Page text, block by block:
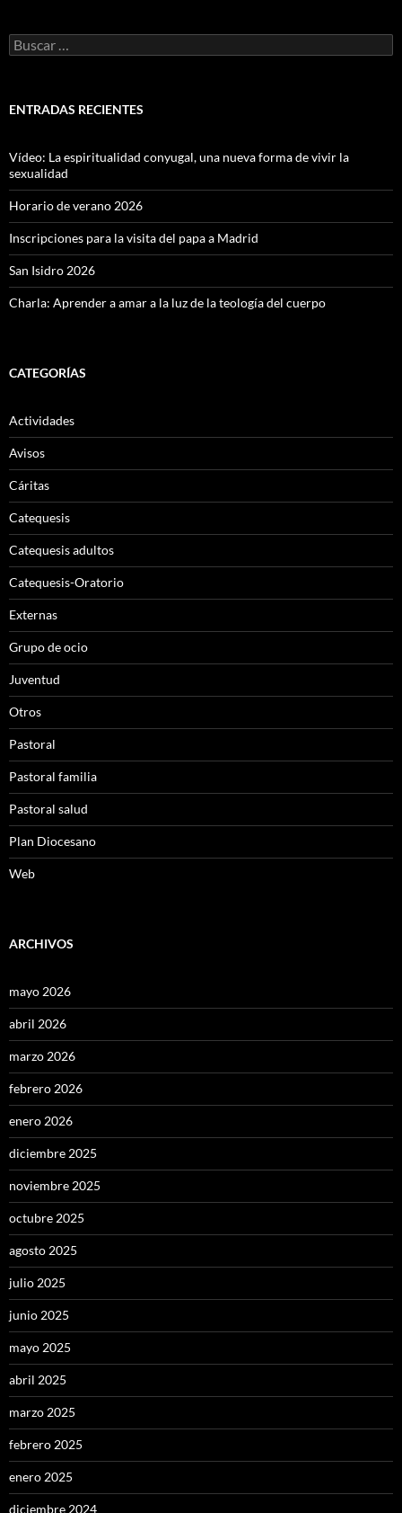
Buscar:
ENTRADAS RECIENTES
Vídeo: La espiritualidad conyugal, una nueva forma de vivir la
sexualidad
Horario de verano 2026
Inscripciones para la visita del papa a Madrid
San Isidro 2026
Charla: Aprender a amar a la luz de la teología del cuerpo
CATEGORÍAS
Actividades
Avisos
Cáritas
Catequesis
Catequesis adultos
Catequesis-Oratorio
Externas
Grupo de ocio
Juventud
Otros
Pastoral
Pastoral familia
Pastoral salud
Plan Diocesano
Web
ARCHIVOS
mayo 2026
abril 2026
marzo 2026
febrero 2026
enero 2026
diciembre 2025
noviembre 2025
octubre 2025
agosto 2025
julio 2025
junio 2025
mayo 2025
abril 2025
marzo 2025
febrero 2025
enero 2025
diciembre 2024